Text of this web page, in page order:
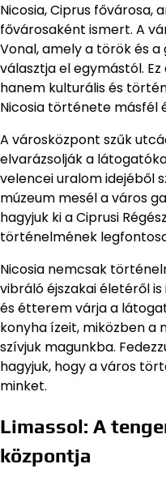
Nicosia, Ciprus fővárosa,
fővárosaként ismert. A
Vonal, amely a török és
választja el egymástól.
hanem kulturális és
Nicosia története másfél
A városközpont szűk
elvarázsolják a
velencei uralom idejéből
múzeum mesél a város
hagyjuk ki a Ciprusi
történelmének
Nicosia nemcsak
vibráló éjszakai életéről
és étterem várja a
konyha ízeit, miközben a
szívjuk magunkba.
hagyjuk, hogy a város
minket.
Limassol: A
központja